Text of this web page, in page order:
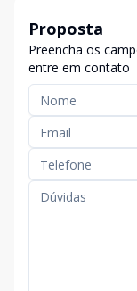
Proposta
Preencha os
entre em contato